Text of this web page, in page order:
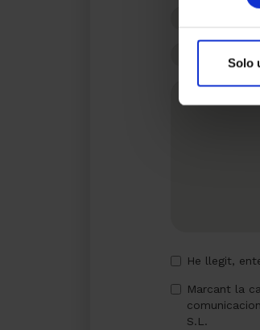
Solo
Missatge
He llegit,
Marcant la
S.L.